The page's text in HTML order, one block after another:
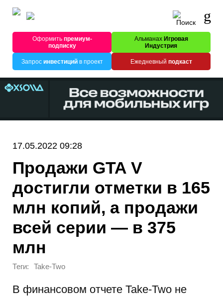
Оформитьпремиум-
подписку
Альманах Игровая
Индустрия
Запрос инвестицийв проект Ежедневный подкаст
17.05.2022 09:28
Продажи GTA V
достигли отметки в 165
млн копий, а продажи
всей серии — в 375
млн
Теги: Take-Two
В финансовом отчете Take-Two не